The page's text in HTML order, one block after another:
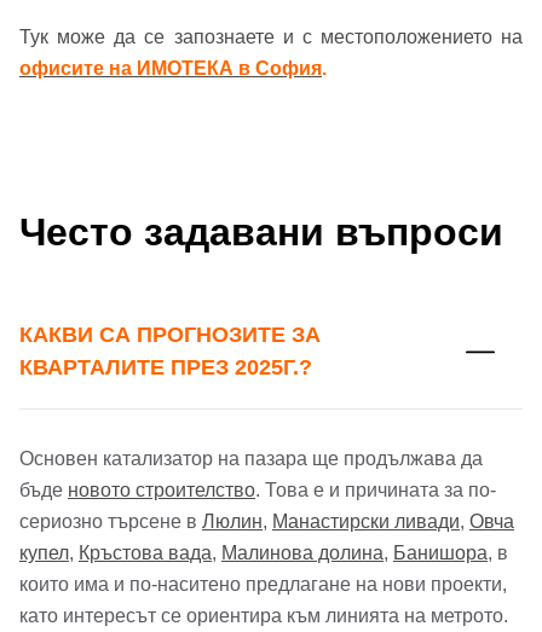
Тук може да се запознаете и с местоположението на
офисите на ИМОТЕКА в София.
Често задавани въпроси
КАКВИ СА ПРОГНОЗИТЕ ЗА
КВАРТАЛИТЕ ПРЕЗ 2025Г.?
Основен катализатор на пазара ще продължава да
бъде новото строителство. Това е и причината за по-
сериозно търсене в Люлин, Манастирски ливади, Овча
купел, Кръстова вада, Малинова долина, Банишора, в
които има и по-наситено предлагане на нови проекти,
като интересът се ориентира към линията на метрото.